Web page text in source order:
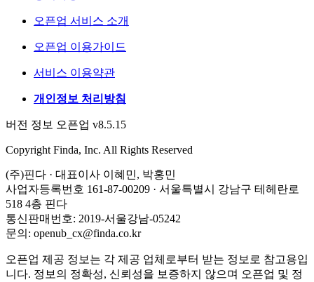
오픈업 서비스 소개
오픈업 이용가이드
서비스 이용약관
개인정보 처리방침
버전 정보 오픈업 v8.5.15
Copyright Finda, Inc. All Rights Reserved
(주)핀다 · 대표이사 이혜민, 박홍민
사업자등록번호 161-87-00209 · 서울특별시 강남구 테헤란로
518 4층 핀다
통신판매번호: 2019-서울강남-05242
문의: openub_cx@finda.co.kr
오픈업 제공 정보는 각 제공 업체로부터 받는 정보로 참고용입
니다. 정보의 정확성, 신뢰성을 보증하지 않으며 오픈업 및 정